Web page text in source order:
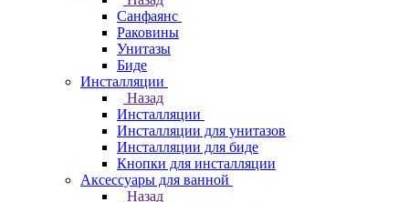
Санфаянс
Раковины
Унитазы
Биде
Инсталляции
Назад
Инсталляции
Инсталляции для унитазов
Инсталляции для биде
Кнопки для инсталляции
Аксессуары для ванной
Назад